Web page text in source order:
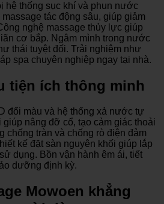
hệ thống sục khí và phun nước
tác động sâu, giúp giảm
nghệ massage thủy lực giúp
cơ bắp. Ngâm mình trong nước
thái tuyệt đối. Trải nghiệm như
spa chuyên nghiệp ngay tại nhà.
tiện ích thông minh
đổi màu và hệ thống xả nước tự
nâng đỡ cổ, tạo cảm giác thoải
chống tràn và chống rò điện đảm
kế đặt sàn nguyên khối giúp lắp
dụng. Bồn vận hành êm ái, tiết
dưỡng định kỳ.
Mowoen khẳng